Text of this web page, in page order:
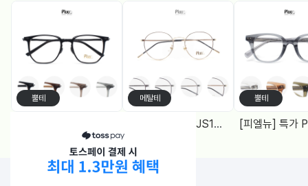
뿔테 메탈테
[피엘유] 특가 PJS1988 (50) 메탈원형, 블루라이트 차단렌즈 2Color
뿔테